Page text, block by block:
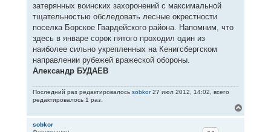
затерянных воинских захоронений с максимальной
тщательностью обследовать лесные окрестности
поселка Борское Гвардейского района. Напомним, что
здесь в январе сорок пятого проходил один из
наиболее сильно укрепленных на Кенигсбергском
направлении рубежей вражеской обороны.
Александр БУДАЕВ
Последний раз редактировалось sobkor27 июл 2012, 14:02, всего
редактировалось 1 раз.
е
sobkor